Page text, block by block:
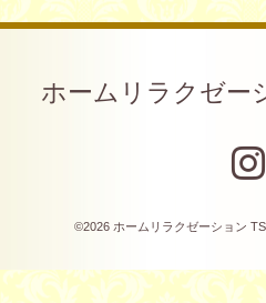
ホームリラクゼー
©2026 ホームリラクゼーション